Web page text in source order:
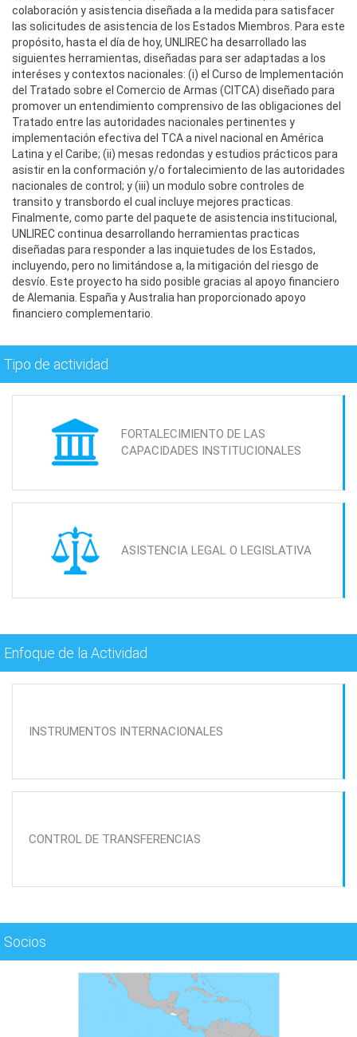
colaboración y asistencia diseñada a la medida para satisfacer
las solicitudes de asistencia de los Estados Miembros. Para este
propósito, hasta el día de hoy, UNLIREC ha desarrollado las
siguientes herramientas, diseñadas para ser adaptadas a los
interéses y contextos nacionales: (i) el Curso de Implementación
del Tratado sobre el Comercio de Armas (CITCA) diseñado para
promover un entendimiento comprensivo de las obligaciones del
Tratado entre las autoridades nacionales pertinentes y
implementación efectiva del TCA a nivel nacional en América
Latina y el Caribe; (ii) mesas redondas y estudios prácticos para
asistir en la conformación y/o fortalecimiento de las autoridades
nacionales de control; y (iii) un modulo sobre controles de
transito y transbordo el cual incluye mejores practicas.
Finalmente, como parte del paquete de asistencia institucional,
UNLIREC continua desarrollando herramientas practicas
diseñadas para responder a las inquietudes de los Estados,
incluyendo, pero no limitándose a, la mitigación del riesgo de
desvío. Este proyecto ha sido posible gracias al apoyo financiero
de Alemania. España y Australia han proporcionado apoyo
financiero complementario.
Tipo de actividad
FORTALECIMIENTO DE LAS
CAPACIDADES INSTITUCIONALES
ASISTENCIA LEGAL O LEGISLATIVA
Enfoque de la Actividad
INSTRUMENTOS INTERNACIONALES
CONTROL DE TRANSFERENCIAS
Socios